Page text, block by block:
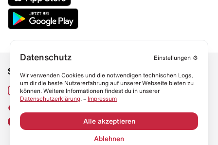
Social Media
Instagram
Links
Sneaker Lexikon
Resell Guide
Datenschutz
Datenschutz Einstellungen ⚙️
Wir verwenden Cookies und die notwendigen technischen Logs,
um dir die beste Nutzererfahrung auf unserer Webseite bieten zu
können. Weitere Informationen findest du in unserer
Datenschutzerklärung. – Impressum
Alle akzeptieren
Ablehnen